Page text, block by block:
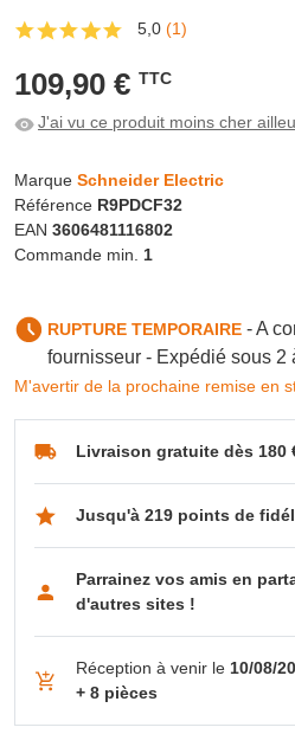
5,0 (1)
109,90 € TTC
J'ai vu ce produit moins cher
Marque Schneider Electric
Référence R9PDCF32
EAN 3606481116802
Commande min. 1
RUPTURE TEMPORAIRE- A
fournisseur - Expédié sous 2
M'avertir de la prochaine remise en
Réception à venir le 10/08/
+ 8 pièces
Livraison gratuite dès 180
Jusqu'à 219 points de
Parrainez vos amis en
d'autres sites !